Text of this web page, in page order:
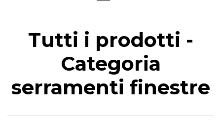
Tutti i prodotti -
Categoria
serramenti finestre